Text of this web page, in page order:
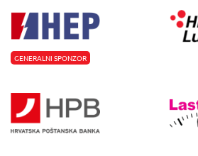
GENERALNI SPONZOR